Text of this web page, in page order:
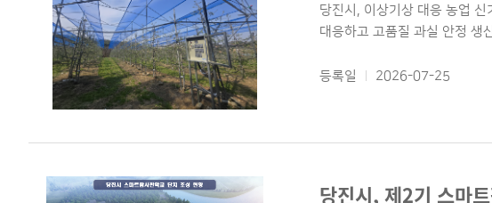
당진시, 이상기상 대응 농업
대응하고 고품질 과실 안정 생
등록일 2026-07-25
당진시, 제2기 스마